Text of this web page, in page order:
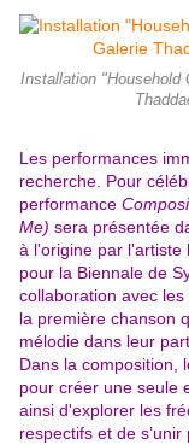
Installation "Household
Les performances
recherche. Pour
performance
Me) sera présentée
à l'origine par l'artiste
pour la Biennale de
collaboration avec
la première chanson
mélodie dans leur
Dans la composition,
pour créer une seule
ainsi d'explorer les
respectifs et de